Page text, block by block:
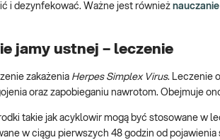
i dezynfekować. Ważne jest również
jamy ustnej – leczenie
zakażenia Herpes Simplex Virus. Leczenie
oraz zapobieganiu nawrotom. Obejmuje
takie jak acyklowir mogą być stosowane w
w ciągu pierwszych 48 godzin od pojawienia